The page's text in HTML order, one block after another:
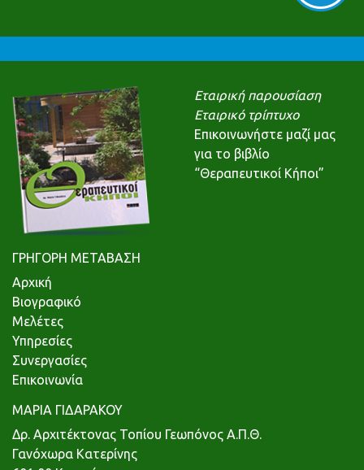
Εταιρική παρουσίαση
Εταιρικό τρίπτυχο
Επικοινωνήστε μαζί μας
για το βιβλίο
“Θεραπευτικοί Κήποι”
ΓΡΗΓΟΡΗ ΜΕΤΑΒΑΣΗ
Αρχική
Βιογραφικό
Μελέτες
Υπηρεσίες
Συνεργασίες
Επικοινωνία
ΜΑΡΙΑ ΓΙΔΑΡΑΚΟΥ
Δρ. Αρχιτέκτονας Τοπίου Γεωπόνος Α.Π.Θ.
Γανόχωρα Κατερίνης